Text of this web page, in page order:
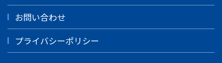
お問い合わせ
プライバシーポリシー